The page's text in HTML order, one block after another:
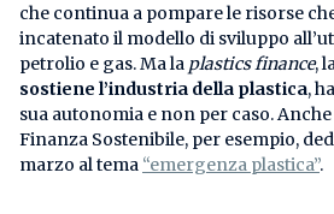
che continua a pompare le risorse
incatenato il modello di sviluppo
petrolio e gas. Ma la plastics finance,
sostiene l’industria della plastica,
sua autonomia e non per caso.
Finanza Sostenibile, per esempio,
marzo al tema “emergenza plastica”.